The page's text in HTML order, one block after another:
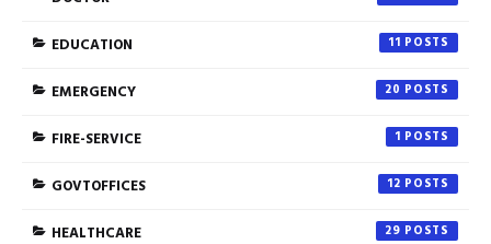
EDUCATION 11
EMERGENCY 20
FIRE-SERVICE 1
GOVTOFFICES 12
HEALTHCARE 29